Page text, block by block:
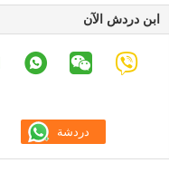
ابن دردش الآن